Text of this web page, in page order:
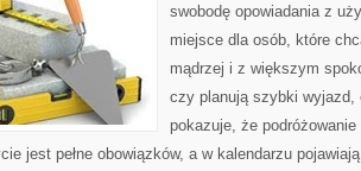
swobodę opowiadania z
miejsce dla osób, które
mądrzej i z większym
czy planują szybki
pokazuje, że
jest pełne obowiązków, a w kalendarzu